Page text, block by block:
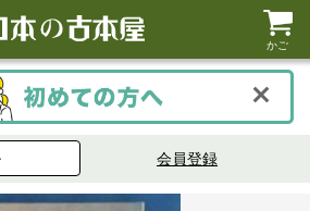
かご
会員登録